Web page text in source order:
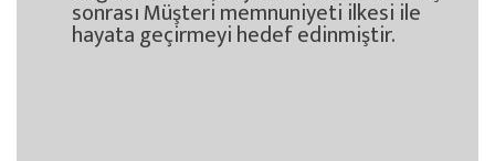
sonrası Müşteri memnuniyeti ilkesi ile
hayata geçirmeyi hedef edinmiştir.